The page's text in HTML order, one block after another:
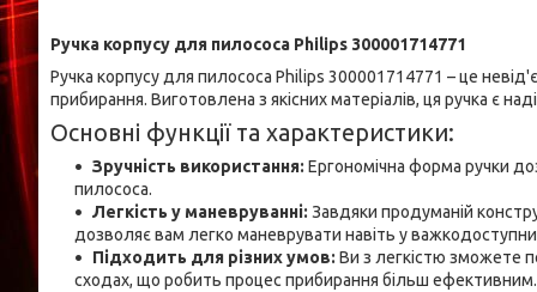
Ручка корпусу для пилососа Philips 300001714771
Ручка корпусу для пилососа Philips 300001714771 – це
прибирання. Виготовлена з якісних матеріалів, ця ручка є
Основні функції та характеристики:
Зручність використання: Ергономічна форма ручки
пилососа.
Легкість у маневруванні: Завдяки продуманій
дозволяє вам легко маневрувати навіть у
Підходить для різних умов: Ви з легкістю зможете
сходах, що робить процес прибирання більш ефективним.